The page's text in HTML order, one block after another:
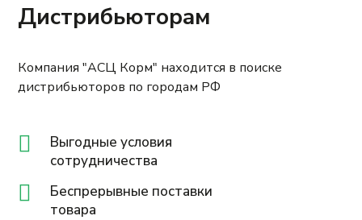
Дистрибьюторам
Компания "АСЦ Корм" находится в поиске
дистрибьюторов по городам РФ
Выгодные условия
сотрудничества
Беспрерывные поставки
товара